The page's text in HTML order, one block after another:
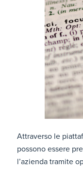
Attraverso le
possono essere
l’azienda tramite